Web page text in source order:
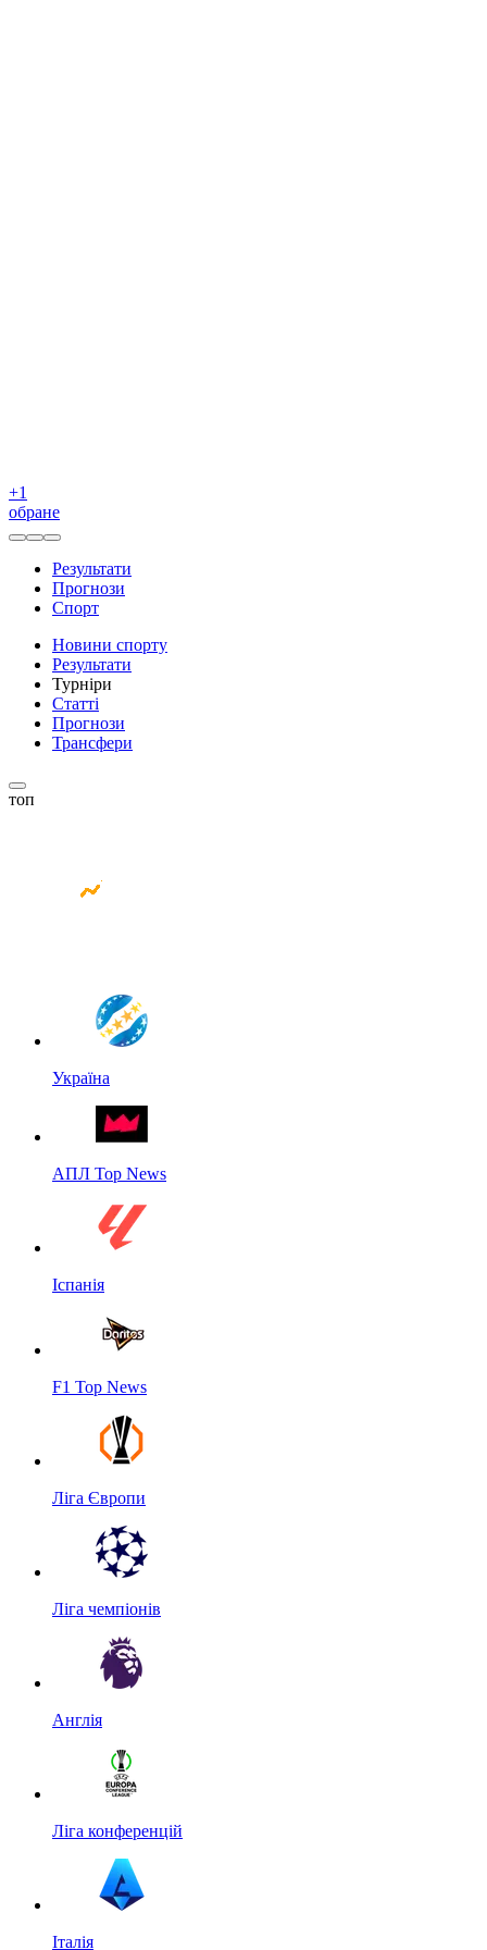
+1
обране
Результати
Прогнози
Спорт
Новини спорту
Результати
Турніри
Статті
Прогнози
Трансфери
топ
Україна
АПЛ Top News
Іспанія
F1 Top News
Ліга Європи
Ліга чемпіонів
Англія
Ліга конференцій
Італія